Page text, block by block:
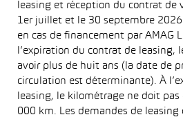
leasing et réception du contrat de
1er juillet et le 30 septembre 2026
en cas de financement par AMAG
l’expiration du contrat de leasing,
avoir plus de huit ans (la date de
circulation est déterminante). À
leasing, le kilométrage ne doit
000 km. Les demandes de leasing